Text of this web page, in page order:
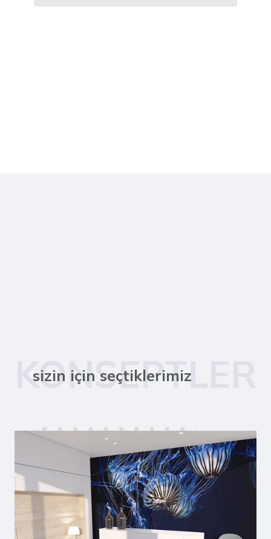
KONSEPTLER
sizin için seçtiklerimiz